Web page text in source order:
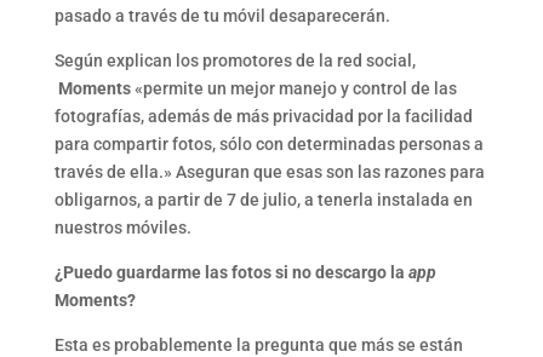
pasado a través de tu móvil desaparecerán.
Según explican los promotores de la red social,
Moments«permite un mejor manejo y control de las
fotografías, además de más privacidad por la facilidad
para compartir fotos, sólo con determinadas personas a
través de ella.» Aseguran que esas son las razones para
obligarnos, a partir de 7 de julio, a tenerla instalada en
nuestros móviles.
¿Puedo guardarme las fotos si no descargo la app
Moments?
Esta es probablemente la pregunta que más se están